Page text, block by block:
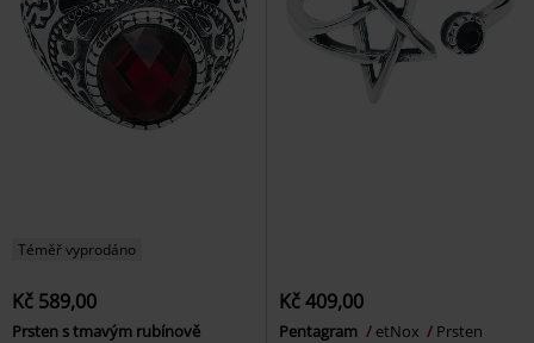
Téměř vyprodáno
Kč 589,00
Prsten s tmavým rubínově
Kč 409,00
Pentagram etNox Prsten